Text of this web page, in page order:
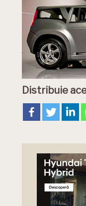
Distribuie